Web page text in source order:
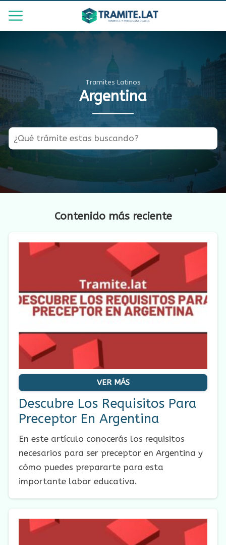
Tramites Latinos
Argentina
Contenido más reciente
VER MÁS
Descubre Los Requisitos Para
Preceptor En Argentina
En este artículo conocerás los requisitos
necesarios para ser preceptor en Argentina y
cómo puedes prepararte para esta
importante labor educativa.